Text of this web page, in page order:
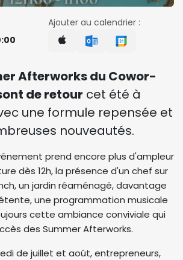
Ajouter au calendrier :
Afterworks du Cowor-
de retour cet été à
une formule repensée et
nouveautés.
prend encore plus d'ampleur
dès 12h, la présence d'un chef sur
un jardin réaménagé, davantage
une programmation musicale
cette ambiance conviviale qui
des Summer Afterworks.
de juillet et août, entrepreneurs,